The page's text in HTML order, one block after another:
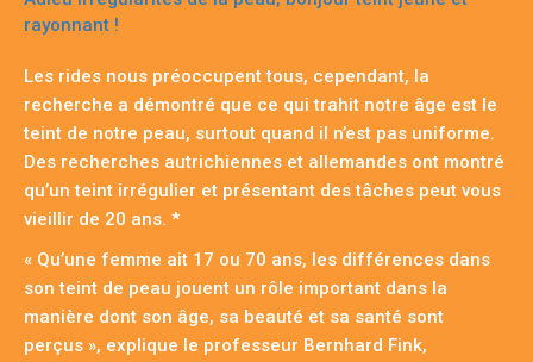
rayonnant !
Les rides nous préoccupent tous, cependant, la
recherche a démontré que ce qui trahit notre âge est le
teint de notre peau, surtout quand il n’est pas uniforme.
Des recherches autrichiennes et allemandes ont montré
qu’un teint irrégulier et présentant des tâches peut vous
vieillir de 20 ans. *
« Qu’une femme ait 17 ou 70 ans, les différences dans
son teint de peau jouent un rôle important dans la
manière dont son âge, sa beauté et sa santé sont
perçus », explique le professeur Bernhard Fink,